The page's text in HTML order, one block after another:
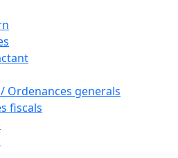
Ordenances generals
fiscals